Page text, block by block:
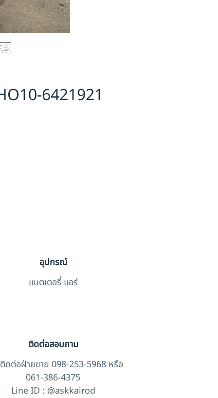
6421921
อุปกรณ์
แบตเตอรี่ แอร์
ติดต่อสอบถาม
ดต่อฝ่ายขาย 098-253-5968 หรือ
061-386-4375
Line ID : @askkairod